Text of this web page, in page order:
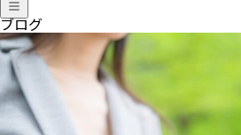
ブログ